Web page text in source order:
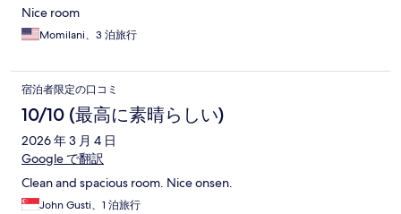
Nice room
Momilani、3 泊旅行
宿泊者限定の口コミ
10/10 (最高に素晴らしい)
2026 年 3 月 4 日
Google で翻訳
Clean and spacious room. Nice onsen.
John Gusti、1 泊旅行